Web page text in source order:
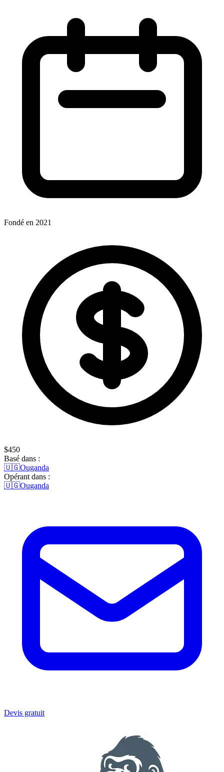
Fondé en 2021
$450
Basé dans :
🇺🇬Ouganda
Opérant dans :
🇺🇬Ouganda
Devis gratuit